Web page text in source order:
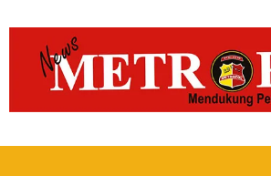
to
content